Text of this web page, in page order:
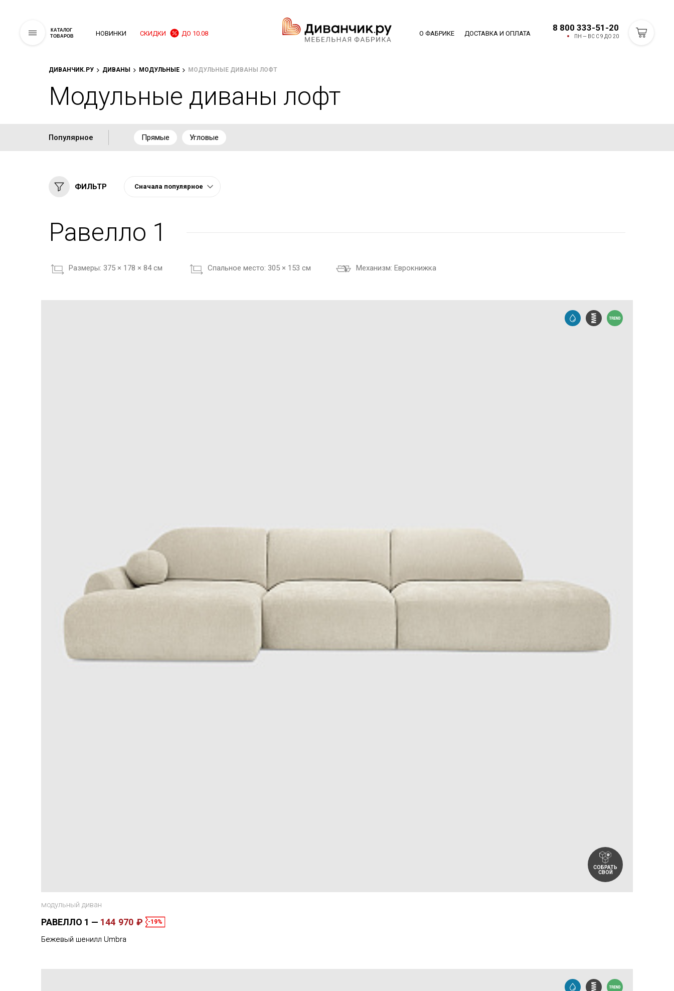
КАТАЛОГ
ТОВАРОВ
НОВИНКИ СКИДКИ ДО 10.08 О ФАБРИКЕ ДОСТАВКА И ОПЛАТА
8 800 333-51-20
ПН — ВС С 9 ДО 20
ДИВАНЧИК.РУ ДИВАНЫ МОДУЛЬНЫЕ МОДУЛЬНЫЕ ДИВАНЫ ЛОФТ
Модульные диваны лофт
Популярное Прямые Угловые
ФИЛЬТР
Равелло 1
Размеры: 375 × 178 × 84 см Cпальное место: 305 × 153 см Механизм: Еврокнижка
СОБРАТЬ
СВОЙ
модульный диван
РАВЕЛЛО 1 144 970 ₽ -19%
Бежевый шенилл Umbra